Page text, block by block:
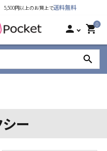
5,500円以上のお買上で送料無料
person 0
shopping_cart
search
ー